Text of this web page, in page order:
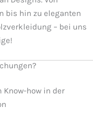
bis hin zu eleganten
– bei uns
Know-how in der